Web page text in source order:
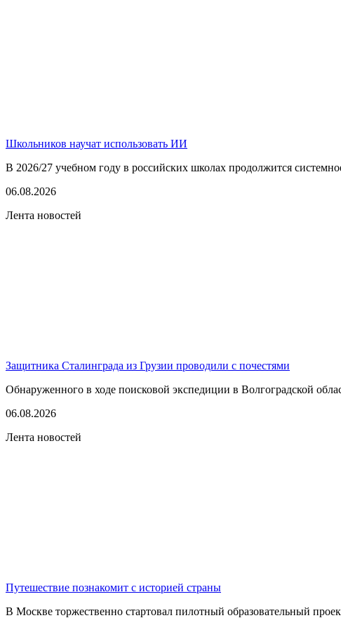
Школьников научат использовать ИИ
В 2026/27 учебном году в российских школах продолжится
06.08.2026
Лента новостей
Защитника Сталинграда из Грузии проводили с почестями
Обнаруженного в ходе поисковой экспедиции в Волгоградской
06.08.2026
Лента новостей
Путешествие познакомит с историей страны
В Москве торжественно стартовал пилотный образовательный